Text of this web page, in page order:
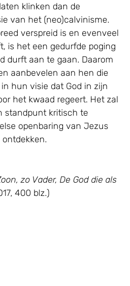
klinken dan de
van het (neo)calvinisme.
verspreid is en evenveel
is het een gedurfde poging
durft aan te gaan. Daarom
aanbevelen aan hen die
hun visie dat God in zijn
het kwaad regeert. Het zal
standpunt kritisch te
openbaring van Jezus
zo Vader, De God die als
400 blz.)